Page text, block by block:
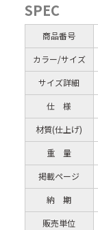
SPEC
商品番号
カラー/サイズ
サイズ詳細
仕 様
材質(仕上げ)
重 量
掲載ページ
納 期
販売単位